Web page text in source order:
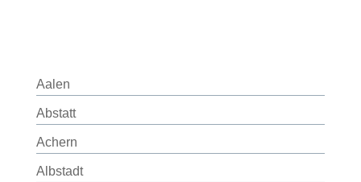
Aalen
Abstatt
Achern
Albstadt